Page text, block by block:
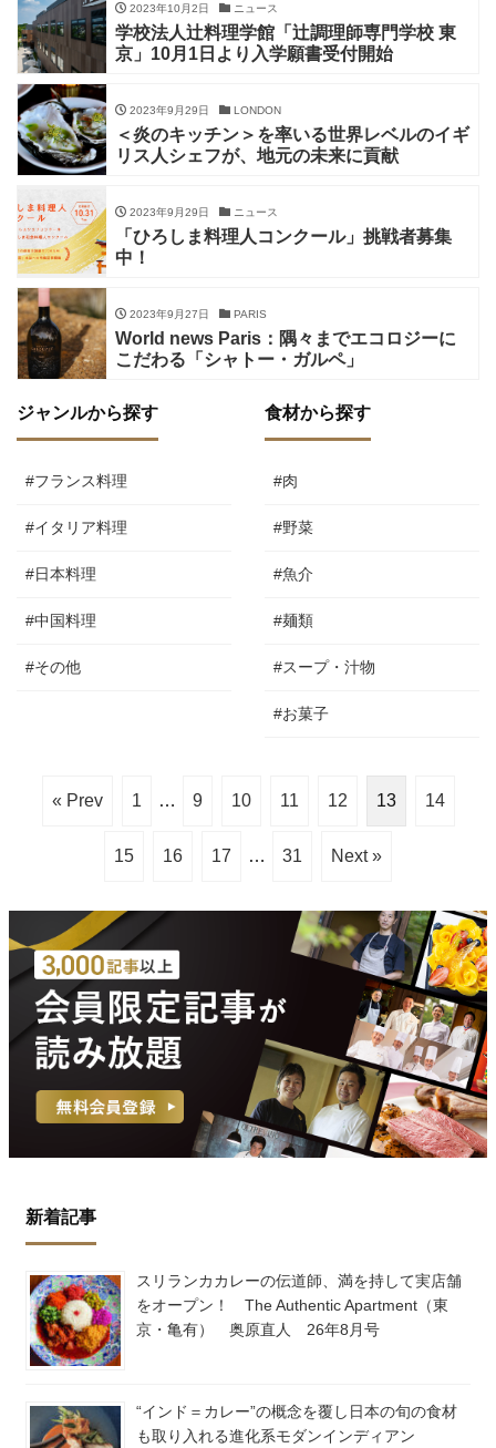
2023年10月2日 ニュース
学校法人辻料理学館「辻調理師専門学校 東
京」10月1日より入学願書受付開始
2023年9月29日 LONDON
＜炎のキッチン＞を率いる世界レベルのイギ
リス人シェフが、地元の未来に貢献
2023年9月29日 ニュース
「ひろしま料理人コンクール」挑戦者募集
中！
2023年9月27日 PARIS
World news Paris：隅々までエコロジーに
こだわる「シャトー・ガルペ」
ジャンルから探す
#フランス料理
#イタリア料理
#日本料理
#中国料理
#その他
食材から探す
#肉
#野菜
#魚介
#麺類
#スープ・汁物
#お菓子
« Prev 1 … 9 10 11 12 13 14
15 16 17 … 31 Next »
新着記事
スリランカカレーの伝道師、満を持して実店舗
をオープン！ The Authentic Apartment（東
京・亀有） 奥原直人 26年8月号
“インド＝カレー”の概念を覆し日本の旬の食材
も取り入れる進化系モダンインディアン